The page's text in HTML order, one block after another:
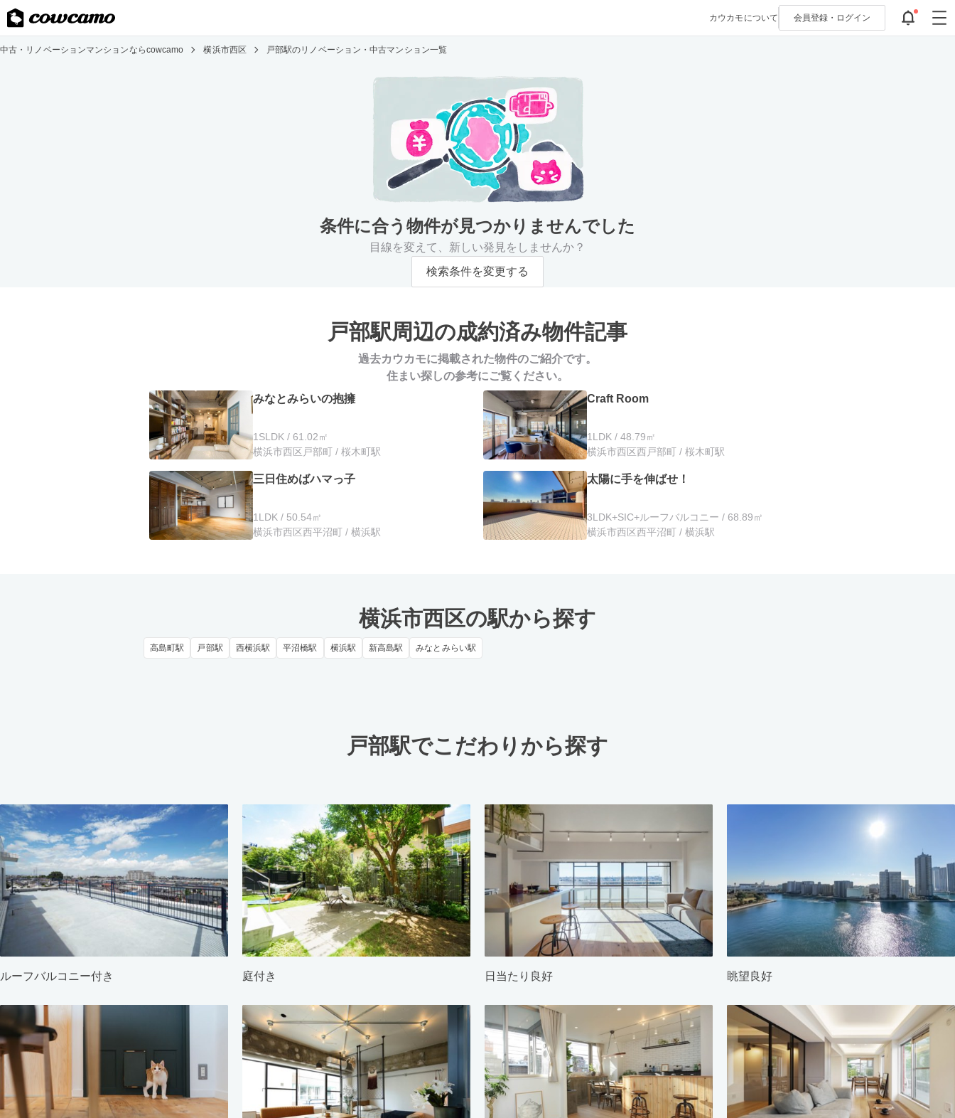
カウカモについて 会員登録・ ログイン
中古・リノベーションマンションならcowcamo 横浜市西区 戸部駅のリノベーション・中古マンション一覧
条件に合う物件が見つかりませんでした
目線を変えて、新しい発見をしませんか？
検索条件を変更する
戸部駅周辺の成約済み物件記事
過去カウカモに掲載された物件のご紹介です。
住まい探しの参考にご覧ください。
みなとみらいの抱擁
1SLDK / 61.02㎡
横浜市西区戸部町 / 桜木町駅
Craft Room
1LDK / 48.79㎡
横浜市西区西戸部町 / 桜木町駅
三日住めばハマっ子
1LDK / 50.54㎡
横浜市西区西平沼町 / 横浜駅
太陽に手を伸ばせ！
3LDK+SIC+ルーフバルコニー / 68.89㎡
横浜市西区西平沼町 / 横浜駅
横浜市西区の駅から探す
高島町駅 戸部駅 西横浜駅 平沼橋駅 横浜駅 新高島駅 みなとみらい駅
戸部駅でこだわりから探す
ルーフバルコニー付き 庭付き 日当たり良好 眺望良好